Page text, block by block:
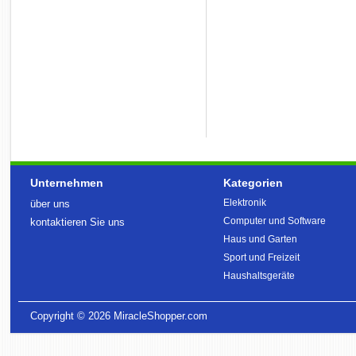
Unternehmen
über uns
kontaktieren Sie uns
Kategorien
Elektronik
Computer und Software
Haus und Garten
Sport und Freizeit
Haushaltsgeräte
Copyright © 2026 MiracleShopper.com